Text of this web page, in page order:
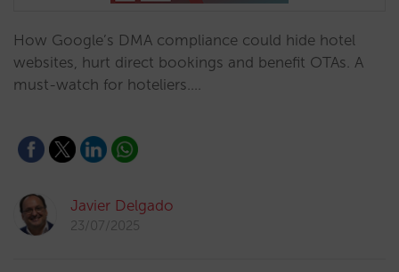
How Google’s DMA compliance could hide hotel
websites, hurt direct bookings and benefit OTAs. A
must-watch for hoteliers.…
Javier Delgado
23/07/2025